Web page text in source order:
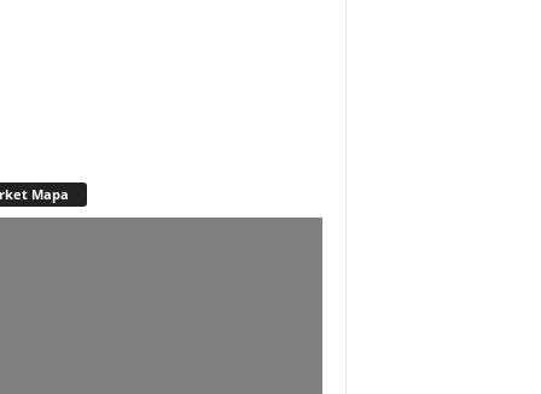
Mapa